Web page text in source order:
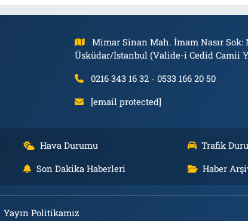
Mimar Sinan Mah. İmam Nasır Sok:
Üsküdar/İstanbul (Valide-i Cedid Camii
0216 343 16 32 - 0533 166 20 50
[email protected]
Hava Durumu Trafik
Son Dakika Haberleri Haber
Yayın Politikamız